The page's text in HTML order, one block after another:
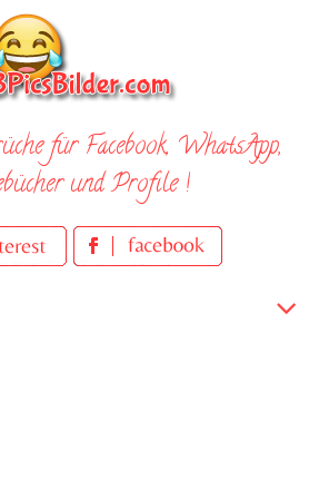
für Facebook, WhatsApp,
und Profile !